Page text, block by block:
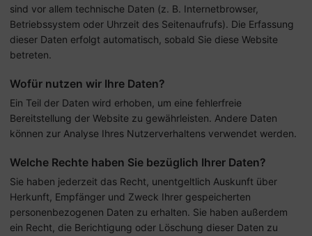
sind vor allem technische Daten (z. B. Internetbrowser,
Betriebssystem oder Uhrzeit des Seitenaufrufs). Die Erfassung
dieser Daten erfolgt automatisch, sobald Sie diese Website
betreten.
Wofür nutzen wir Ihre Daten?
Ein Teil der Daten wird erhoben, um eine fehlerfreie
Bereitstellung der Website zu gewährleisten. Andere Daten
können zur Analyse Ihres Nutzerverhaltens verwendet werden.
Welche Rechte haben Sie bezüglich Ihrer Daten?
Sie haben jederzeit das Recht, unentgeltlich Auskunft über
Herkunft, Empfänger und Zweck Ihrer gespeicherten
personenbezogenen Daten zu erhalten. Sie haben außerdem
ein Recht, die Berichtigung oder Löschung dieser Daten zu